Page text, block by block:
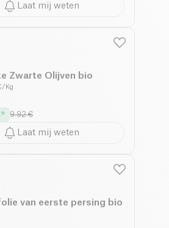
Laat mij weten
Zwarte Olijven bio
Kg
9.92 €
Laat mij weten
van eerste persing bio